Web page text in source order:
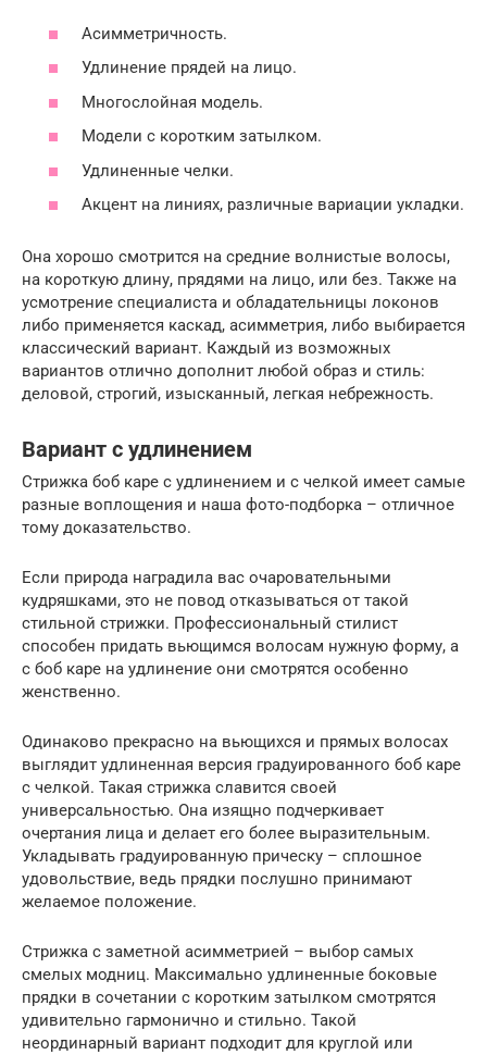
Асимметричность.
Удлинение прядей на лицо.
Многослойная модель.
Модели с коротким затылком.
Удлиненные челки.
Акцент на линиях, различные вариации укладки.
Она хорошо смотрится на средние волнистые волосы,
на короткую длину, прядями на лицо, или без. Также на
усмотрение специалиста и обладательницы локонов
либо применяется каскад, асимметрия, либо выбирается
классический вариант. Каждый из возможных
вариантов отлично дополнит любой образ и стиль:
деловой, строгий, изысканный, легкая небрежность.
Вариант с удлинением
Стрижка боб каре с удлинением и с челкой имеет самые
разные воплощения и наша фото-подборка – отличное
тому доказательство.
Если природа наградила вас очаровательными
кудряшками, это не повод отказываться от такой
стильной стрижки. Профессиональный стилист
способен придать вьющимся волосам нужную форму, а
с боб каре на удлинение они смотрятся особенно
женственно.
Одинаково прекрасно на вьющихся и прямых волосах
выглядит удлиненная версия градуированного боб каре
с челкой. Такая стрижка славится своей
универсальностью. Она изящно подчеркивает
очертания лица и делает его более выразительным.
Укладывать градуированную прическу – сплошное
удовольствие, ведь прядки послушно принимают
желаемое положение.
Стрижка с заметной асимметрией – выбор самых
смелых модниц. Максимально удлиненные боковые
прядки в сочетании с коротким затылком смотрятся
удивительно гармонично и стильно. Такой
неординарный вариант подходит для круглой или